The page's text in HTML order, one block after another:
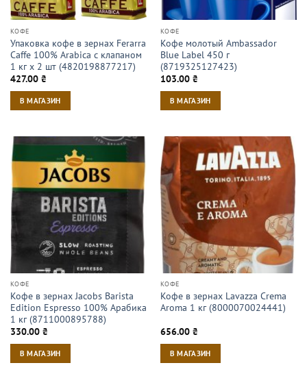
КОФЕ
Упаковка кофе в зернах Ferarra
Caffe 100% Arabica с клапаном
1 кг х 2 шт (4820198877217)
427.00 ₴
В МАГАЗИН
КОФЕ
Кофе молотый Ambassador
Blue Label 450 г
(8719325127423)
103.00 ₴
В МАГАЗИН
КОФЕ
Кофе в зернах Jacobs Barista
Edition Espresso 100% Арабика
1 кг (8711000895788)
330.00 ₴
В МАГАЗИН
КОФЕ
Кофе в зернах Lavazza Crema
Aroma 1 кг (8000070024441)
656.00 ₴
В МАГАЗИН